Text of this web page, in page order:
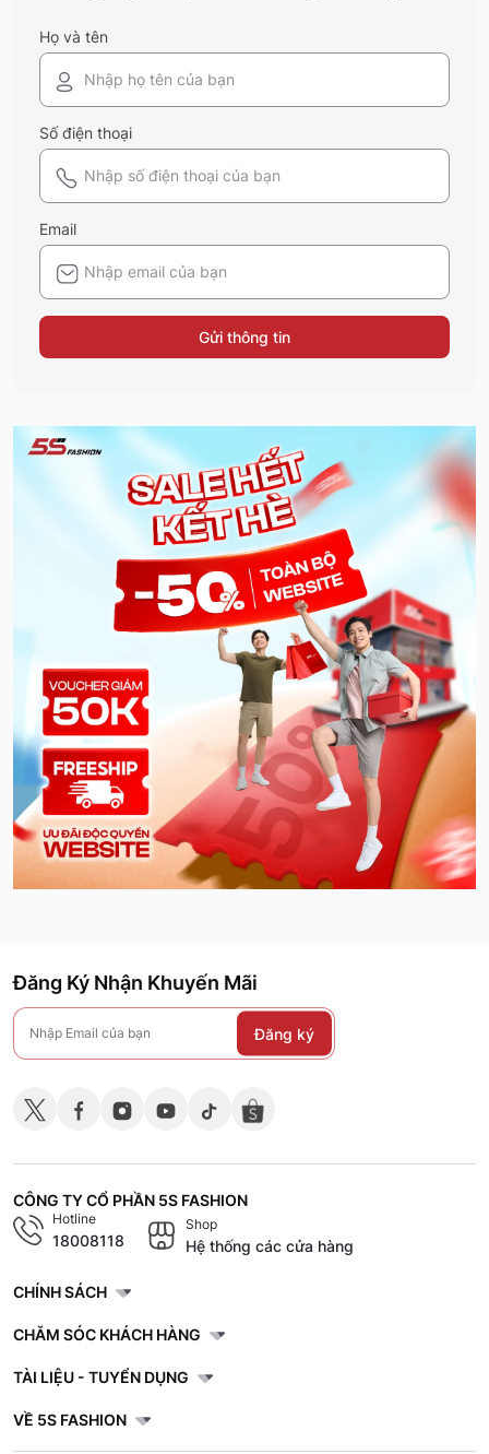
Họ và tên
Số điện thoại
Email
Gửi thông tin
Đăng Ký Nhận Khuyến Mãi
Đăng ký
CÔNG TY CỔ PHẦN 5S FASHION
Hotline
18008118
Shop
Hệ thống các cửa hàng
CHÍNH SÁCH
CHĂM SÓC KHÁCH HÀNG
TÀI LIỆU - TUYỂN DỤNG
VỀ 5S FASHION